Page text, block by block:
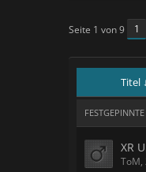
Seite 1 von 9 1
Titel ↓
XR
ToM,